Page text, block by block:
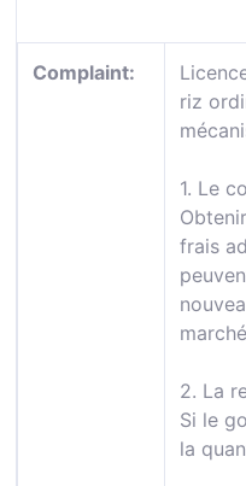
Complaint:
riz
1. Le
frais
2. La
Si le
la